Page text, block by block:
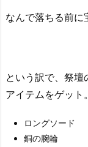
なんで落ちる前に
という訳で、祭
アイテムをゲット。
ロングソード
銅の腕輪